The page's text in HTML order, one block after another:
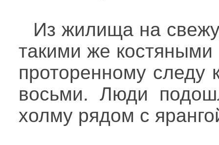
Из жилища на
такими же костяными
проторенному следу
восьми. Люди
холму рядом с